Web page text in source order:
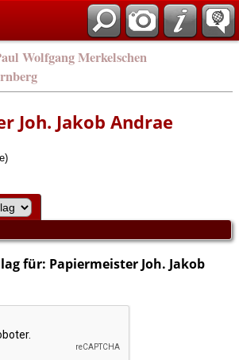
Wolfgang Merkelschen
Joh. Jakob Andrae
für: Papiermeister Joh. Jakob